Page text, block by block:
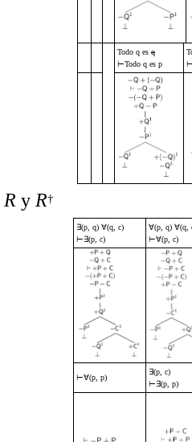
Todo q es q
⊢Todo q es p
R y R†
∃(p, q) ∀(q, c)
⊢∃(p, c)
∀(p, q) ∀(q,
⊢∀(p, c)
⊢∀(p, p)
∃(p, c)
⊢∃(p, p)